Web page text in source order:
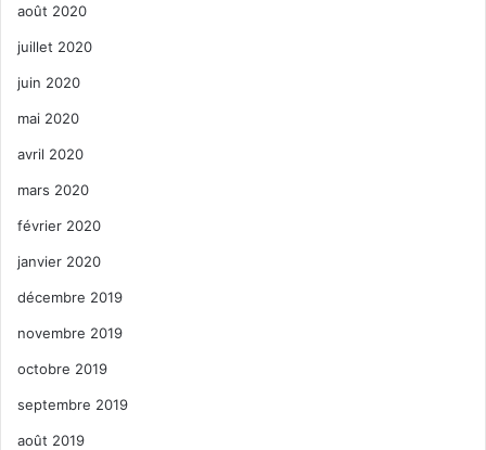
août 2020
juillet 2020
juin 2020
mai 2020
avril 2020
mars 2020
février 2020
janvier 2020
décembre 2019
novembre 2019
octobre 2019
septembre 2019
août 2019